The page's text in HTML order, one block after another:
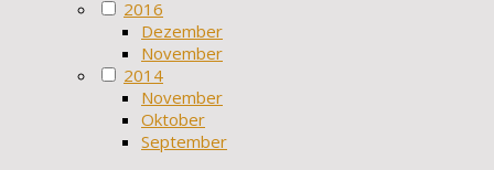
2016
Dezember
November
2014
November
Oktober
September